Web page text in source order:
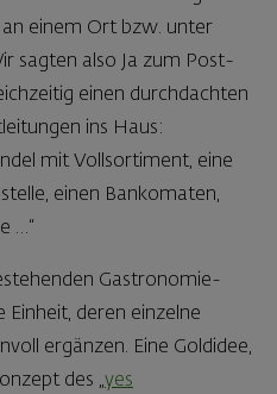
einem Ort bzw. unter
sagten also Ja zum Post-
einen durchdachten
ins Haus:
mit Vollsortiment, eine
einen Bankomaten,
…“
Gastronomie-
deren einzelne
ergänzen. Eine Goldidee,
des „yes